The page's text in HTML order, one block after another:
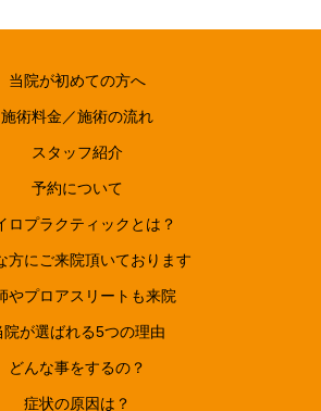
当院が初めての方へ
施術料金／施術の流れ
スタッフ紹介
予約について
ロプラクティックとは？
方にご来院頂いております
やプロアスリートも来院
院が選ばれる5つの理由
どんな事をするの？
症状の原因は？